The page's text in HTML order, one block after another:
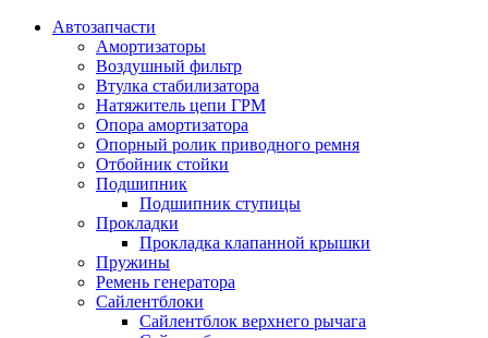
Автозапчасти
Амортизаторы
Воздушный фильтр
Втулка стабилизатора
Натяжитель цепи ГРМ
Опора амортизатора
Опорный ролик приводного ремня
Отбойник стойки
Подшипник
Подшипник ступицы
Прокладки
Прокладка клапанной крышки
Пружины
Ремень генератора
Сайлентблоки
Сайлентблок верхнего рычага